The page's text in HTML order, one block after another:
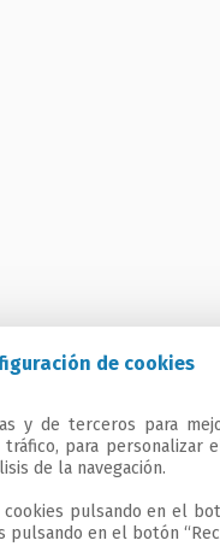
de cookies
y de terceros para
para personalizar
de la navegación.
pulsando en el
pulsando en el botón